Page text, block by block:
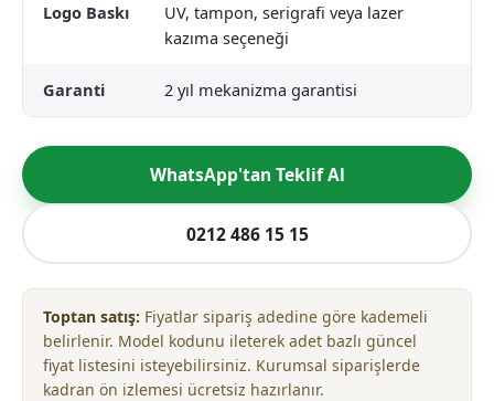
Logo Baskı
UV, tampon, serigrafi veya lazer
kazıma seçeneği
Garanti 2 yıl mekanizma garantisi
WhatsApp'tan Teklif Al
0212 486 15 15
Toptan satış: Fiyatlar sipariş adedine göre kademeli
belirlenir. Model kodunu ileterek adet bazlı güncel
fiyat listesini isteyebilirsiniz. Kurumsal siparişlerde
kadran ön izlemesi ücretsiz hazırlanır.